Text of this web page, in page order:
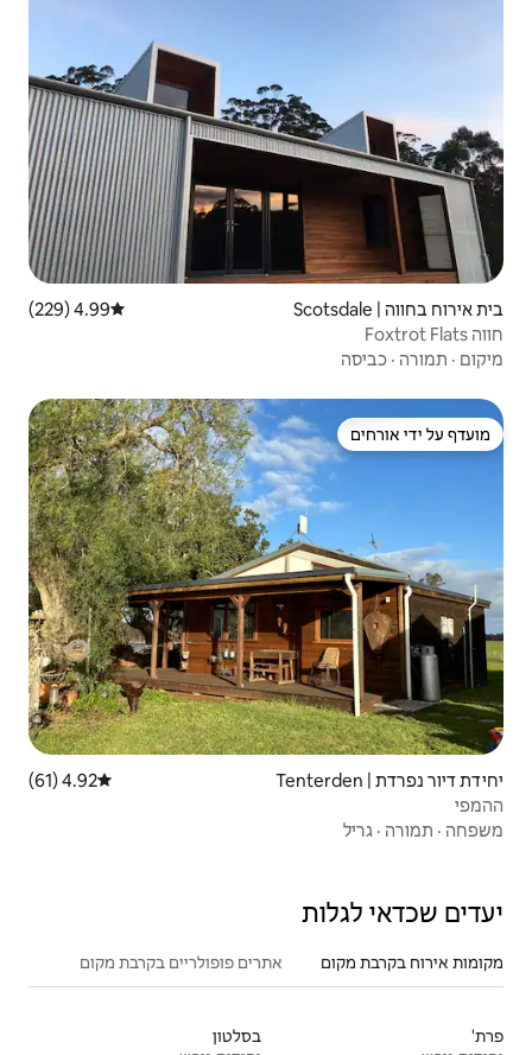
דירוג ממוצע של 4.99 מתוך 5, 229 ביקורות
4.99 (229)
דירוג ממוצע של 4.92 מתוך 5, 61 ביקורות
4.92 (61)
אתרים פופולריים בקרבת מקום
בסלטון